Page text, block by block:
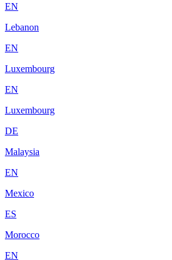
EN
Lebanon
EN
Luxembourg
EN
Luxembourg
DE
Malaysia
EN
Mexico
ES
Morocco
EN